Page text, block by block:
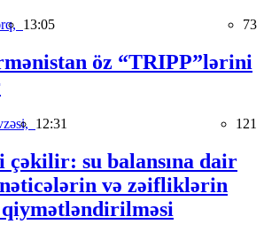
13:05 73
öz “TRIPP”lərini
12:31 121
çəkilir: su balansına dair
və zəifliklərin